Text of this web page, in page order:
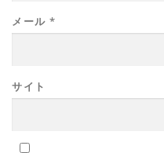
メール *
サイト